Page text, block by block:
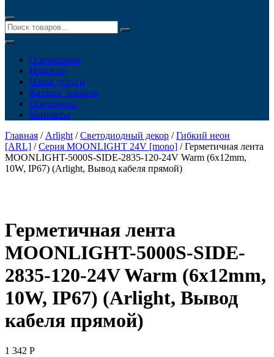
О компании
Новости
Наши услуги
Каталог товаров
Портфолио
Контакты
Главная / Arlight /Светодиодный декор /Гибкий неон
[ARL] /Серия MOONLIGHT 24V [mono] / Герметичная лента
MOONLIGHT-5000S-SIDE-2835-120-24V Warm (6х12mm,
10W, IP67) (Arlight, Вывод кабеля прямой)
Герметичная лента
MOONLIGHT-5000S-SIDE-
2835-120-24V Warm (6х12mm,
10W, IP67) (Arlight, Вывод
кабеля прямой)
1 342 Р